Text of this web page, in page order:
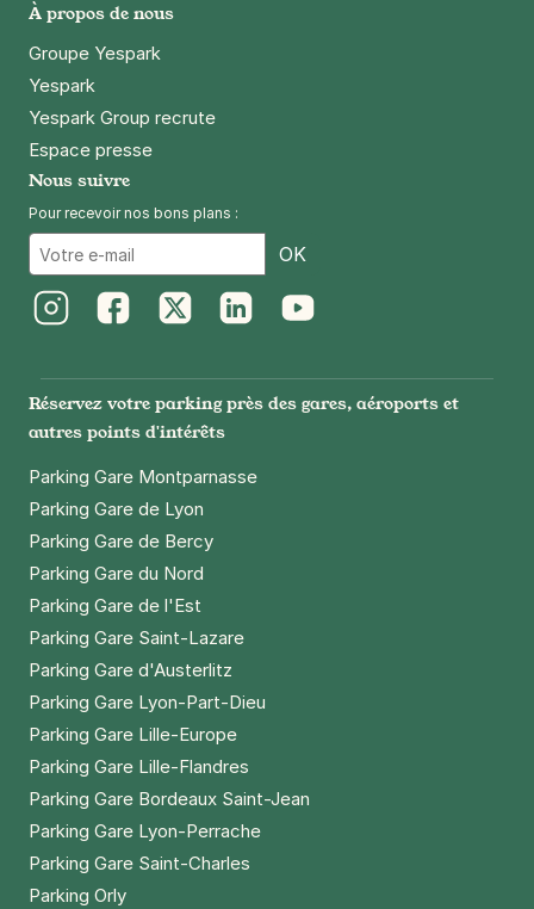
À propos de nous
Groupe Yespark
Yespark
Yespark Group recrute
Espace presse
Nous suivre
Pour recevoir nos bons plans :
OK
Réservez votre parking près des gares, aéroports et
autres points d'intérêts
Parking Gare Montparnasse
Parking Gare de Lyon
Parking Gare de Bercy
Parking Gare du Nord
Parking Gare de l'Est
Parking Gare Saint-Lazare
Parking Gare d'Austerlitz
Parking Gare Lyon-Part-Dieu
Parking Gare Lille-Europe
Parking Gare Lille-Flandres
Parking Gare Bordeaux Saint-Jean
Parking Gare Lyon-Perrache
Parking Gare Saint-Charles
Parking Orly